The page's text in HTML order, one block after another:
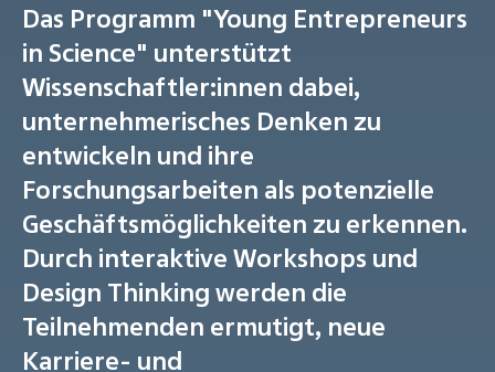
Das Programm "Young Entrepreneurs
in Science" unterstützt
Wissenschaftler:innen dabei,
unternehmerisches Denken zu
entwickeln und ihre
Forschungsarbeiten als potenzielle
Geschäftsmöglichkeiten zu erkennen.
Durch interaktive Workshops und
Design Thinking werden die
Teilnehmenden ermutigt, neue
Karriere- und